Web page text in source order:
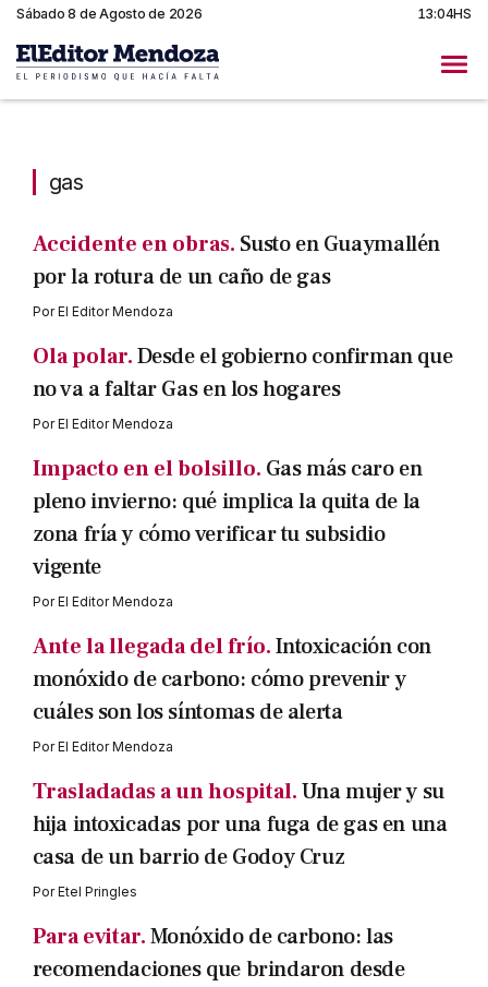
Sábado 8 de Agosto de 2026 13:04HS
gas
Accidente en obras. Susto en Guaymallén
por la rotura de un caño de gas
PorEl Editor Mendoza
Ola polar.Desde el gobierno confirman que
no va a faltar Gas en los hogares
PorEl Editor Mendoza
Impacto en el bolsillo. Gas más caro en
pleno invierno: qué implica la quita de la
zona fría y cómo verificar tu subsidio
vigente
PorEl Editor Mendoza
Ante la llegada del frío.Intoxicación con
monóxido de carbono: cómo prevenir y
cuáles son los síntomas de alerta
PorEl Editor Mendoza
Trasladadas a un hospital.Una mujer y su
hija intoxicadas por una fuga de gas en una
casa de un barrio de Godoy Cruz
PorEtel Pringles
Para evitar.Monóxido de carbono: las
recomendaciones que brindaron desde